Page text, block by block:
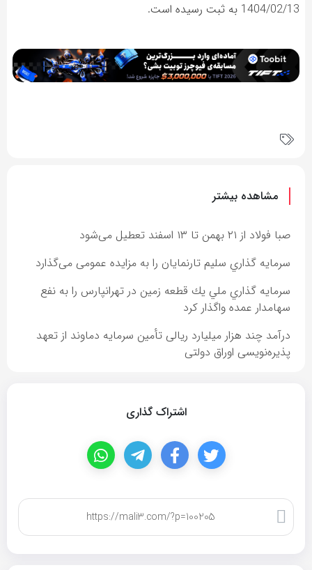
1404/02/13 به ثبت رسیده است.
مشاهده بیشتر
صبا فولاد از ۲۱ بهمن تا ۱۳ اسفند تعطیل می‌شود
سرمايه گذاري سليم تارنمايان را به مزایده عمومی می‌گذارد
سرمايه گذاري ملي يك قطعه زمين در تهرانپارس را به نفع
سهامدار عمده واگذار كرد
درآمد چند هزار میلیارد ریالی تأمین سرمایه دماوند از تعهد
پذیره‌نویسی اوراق دولتی
اشتراک گذاری